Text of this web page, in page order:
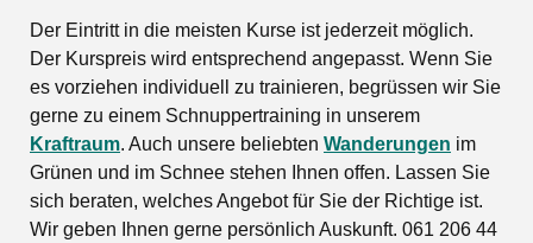
Der Eintritt in die meisten Kurse ist jederzeit möglich.
Der Kurspreis wird entsprechend angepasst. Wenn Sie
es vorziehen individuell zu trainieren, begrüssen wir Sie
gerne zu einem Schnuppertraining in unserem
Kraftraum. Auch unsere beliebten Wanderungen im
Grünen und im Schnee stehen Ihnen offen. Lassen Sie
sich beraten, welches Angebot für Sie der Richtige ist.
Wir geben Ihnen gerne persönlich Auskunft. 061 206 44